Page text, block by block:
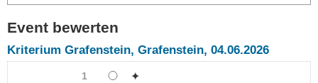
Event bewerten
Kriterium Grafenstein, Grafenstein, 04.06.2026
1 ✦